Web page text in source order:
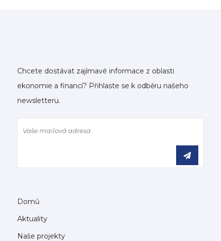
Chcete dostávat zajímavé informace z oblasti
ekonomie a financí? Přihlaste se k odběru našeho
newsletteru.
Domů
Aktuality
Naše projekty